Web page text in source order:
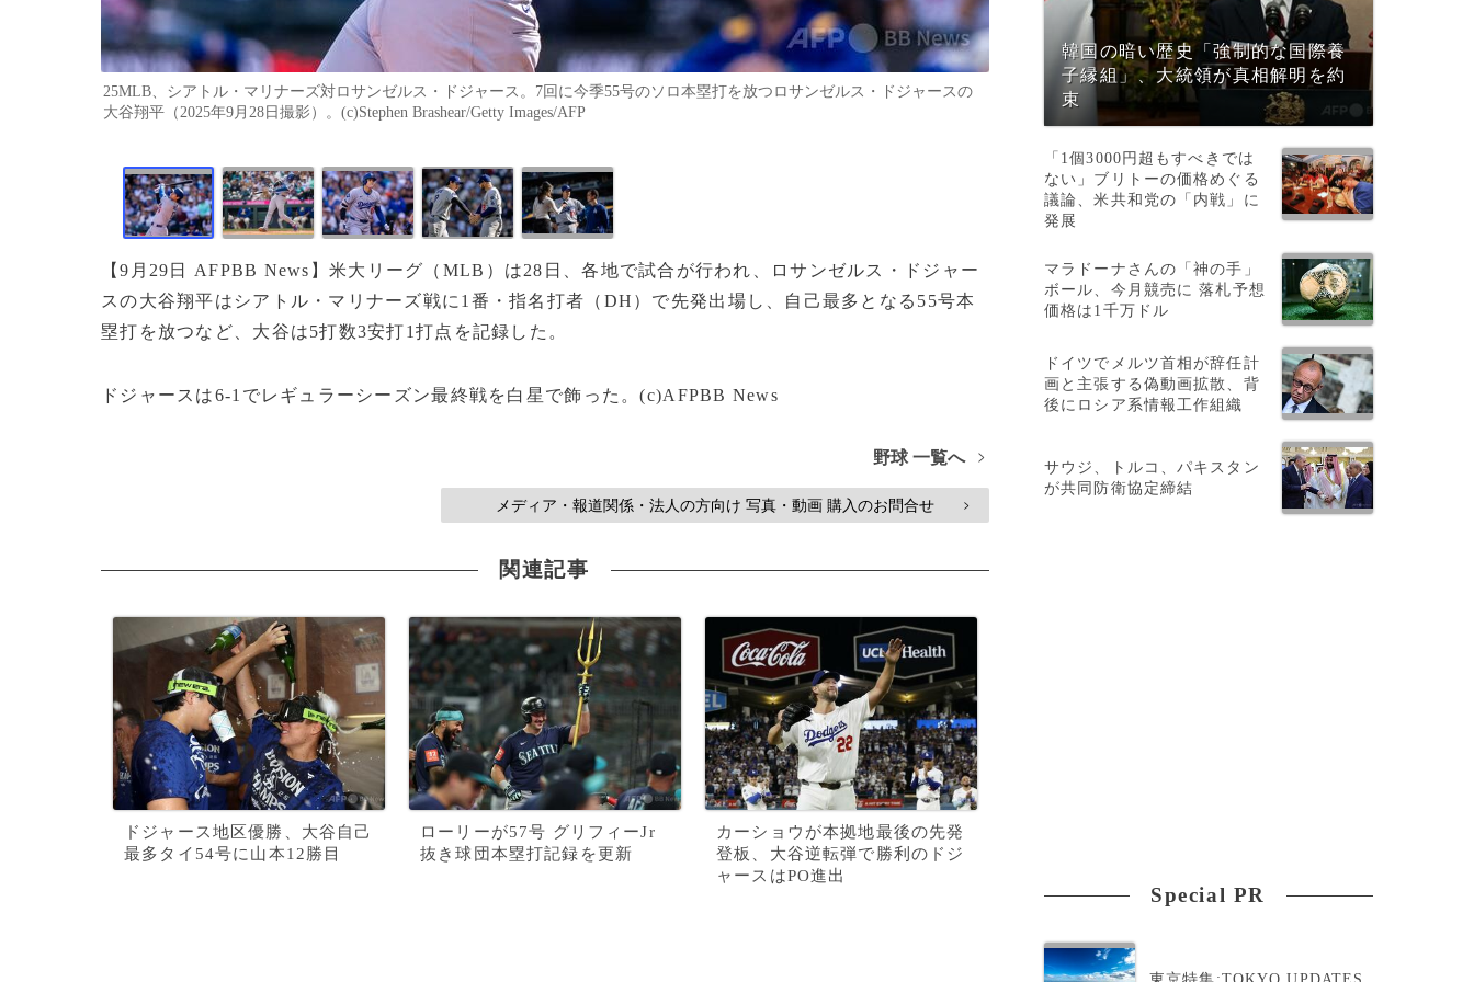
25MLB、シアトル・マリナーズ対ロサンゼルス・ドジャース。7回に今季55号のソロ本塁打を放つロサンゼルス・ドジャースの
大谷翔平（2025年9月28日撮影）。(c)Stephen Brashear/Getty Images/AFP
【9月29日 AFPBB News】米大リーグ（MLB）は28日、各地で試合が行われ、ロサンゼルス・ドジャー
スの大谷翔平はシアトル・マリナーズ戦に1番・指名打者（DH）で先発出場し、自己最多となる55号本
塁打を放つなど、大谷は5打数3安打1打点を記録した。
ドジャースは6-1でレギュラーシーズン最終戦を白星で飾った。(c)AFPBB News
野球 一覧へ >
メディア・報道関係・法人の方向け 写真・動画 購入のお問合せ >
関連記事
ドジャース地区優勝、大谷自己
最多タイ54号に山本12勝目
ローリーが57号 グリフィーJr
抜き球団本塁打記録を更新
カーショウが本拠地最後の先発
登板、大谷逆転弾で勝利のドジ
ャースはPO進出
韓国の暗い歴史「強制的な国際養
子縁組」、大統領が真相解明を約
束
「1個3000円超もすべきでは
ない」ブリトーの価格めぐる
議論、米共和党の「内戦」に
発展
マラドーナさんの「神の手」
ボール、今月競売に 落札予想
価格は1千万ドル
ドイツでメルツ首相が辞任計
画と主張する偽動画拡散、背
後にロシア系情報工作組織
サウジ、トルコ、パキスタン
が共同防衛協定締結
Special PR
東京特集:TOKYO UPDATES